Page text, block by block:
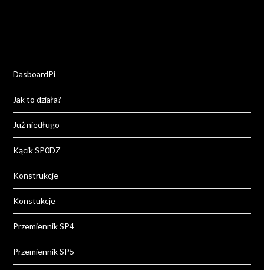
DasboardPi
Jak to działa?
Już niedługo
Kącik SP0DZ
Konstrukcje
Konstukcje
Przemiennik SP4
Przemiennik SP5